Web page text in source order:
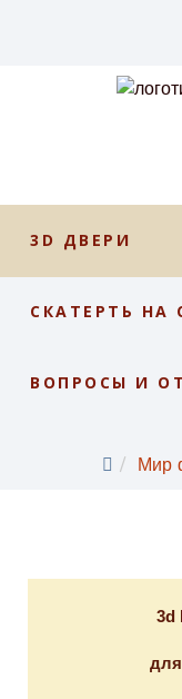
3D ДВЕРИ
СКАТЕРТЬ НА
ВОПРОСЫ И
Мир